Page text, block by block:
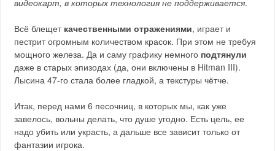
Всё блещет качественными отражениями, играет и
пестрит огромным количеством красок. При этом не требуя
мощного железа. Да и саму графику немного подтянули
даже в старых эпизодах (да, они включены в Hitman III).
Лысина 47-го стала более гладкой, а текстуры чётче.
Итак, перед нами 6 песочниц, в которых мы, как уже
завелось, вольны делать, что душе угодно. Есть цель, ее
надо убить или украсть, а дальше все зависит только от
фантазии игрока.